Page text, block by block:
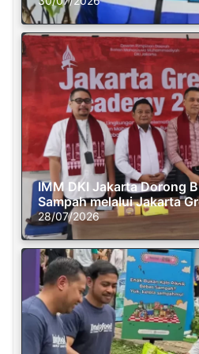
IMM DKI Jakarta Dorong
Sampah melalui Jakarta
28/07/2026